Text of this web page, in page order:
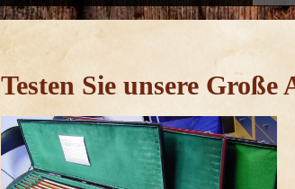
Testen Sie unsere Große